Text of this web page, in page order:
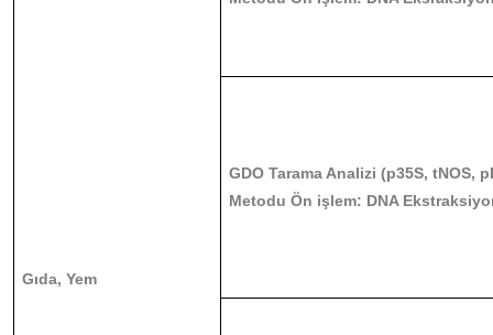
Gıda, Yem
GDO Tarama Analizi (p35S, tNOS,
Metodu Ön işlem: DNA